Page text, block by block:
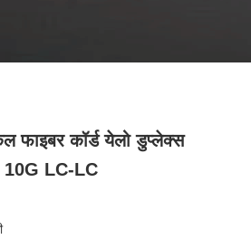
कॉर्ड येलो डुप्लेक्स
10G LC-LC